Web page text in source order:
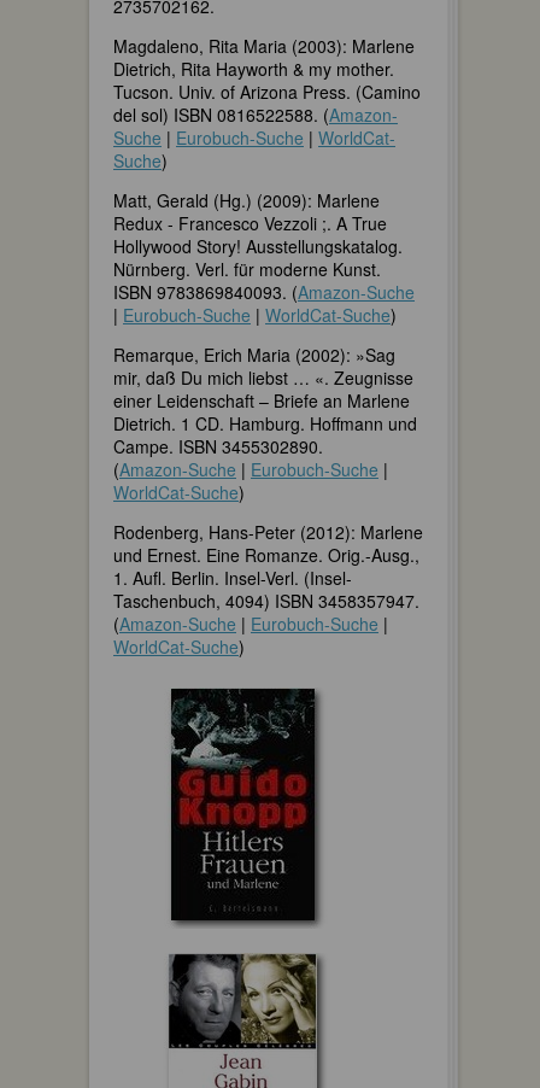
2735702162.
Magdaleno, Rita Maria (2003): Marlene
Dietrich, Rita Hayworth & my mother.
Tucson. Univ. of Arizona Press. (Camino
del sol) ISBN 0816522588. (Amazon-
Suche | Eurobuch-Suche | WorldCat-
Suche)
Matt, Gerald (Hg.) (2009): Marlene
Redux - Francesco Vezzoli ;. A True
Hollywood Story! Ausstellungskatalog.
Nürnberg. Verl. für moderne Kunst.
ISBN 9783869840093. (Amazon-Suche
| Eurobuch-Suche | WorldCat-Suche)
Remarque, Erich Maria (2002): »Sag
mir, daß Du mich liebst … «. Zeugnisse
einer Leidenschaft – Briefe an Marlene
Dietrich. 1 CD. Hamburg. Hoffmann und
Campe. ISBN 3455302890.
(Amazon-Suche | Eurobuch-Suche |
WorldCat-Suche)
Rodenberg, Hans-Peter (2012): Marlene
und Ernest. Eine Romanze. Orig.-Ausg.,
1. Aufl. Berlin. Insel-Verl. (Insel-
Taschenbuch, 4094) ISBN 3458357947.
(Amazon-Suche | Eurobuch-Suche |
WorldCat-Suche)